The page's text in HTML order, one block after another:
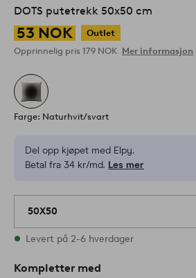
DOTS putetrekk 50x50 cm
53 NOK
Outlet
Opprinnelig pris 179 NOK Mer informasjon
Farge: Naturhvit/svart
Del opp kjøpet med Elpy.
Betal fra 34 kr/md. Les mer
50X50
På lager
Levert på 2-6 hverdager
Kompletter med